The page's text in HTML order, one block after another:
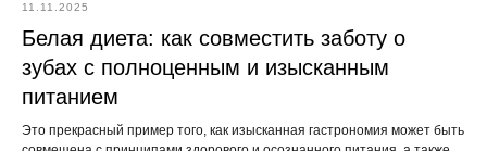
11.11.2025
Белая диета: как совместить заботу о
зубах с полноценным и изысканным
питанием
Это прекрасный пример того, как изысканная гастрономия может быть